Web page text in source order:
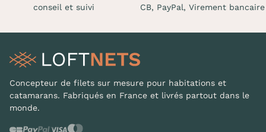
conseil et suivi
CB, PayPal, Virement bancaire
Concepteur de filets sur mesure pour habitations et
catamarans. Fabriqués en France et livrés partout dans le
monde.